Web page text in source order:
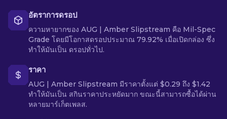
อัตราการดรอป
ความหายากของ AUG | Amber Slipstream คือ Mil-Spec
Grade โดยมีโอกาสดรอปประมาณ 79.92% เมื่อเปิดกล่อง ซึ่ง
ทำให้มันเป็น ดรอปทั่วไป.
ราคา
AUG | Amber Slipstream มีราคาตั้งแต่ $0.29 ถึง $1.42
ทำให้มันเป็น สกินราคาประหยัดมาก ขณะนี้สามารถซื้อได้ผ่าน
หลายมาร์เก็ตเพลส.